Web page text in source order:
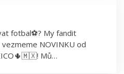
fotbal⚽️? My fandit
NOVINKU od
Mů…